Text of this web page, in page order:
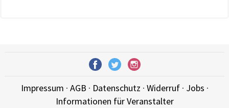
Impressum · AGB · Datenschutz · Widerruf· Jobs ·
Informationen für Veranstalter